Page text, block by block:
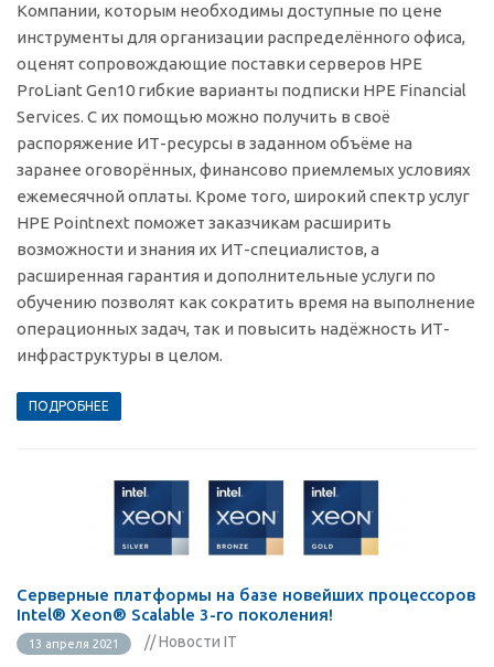
Компании, которым необходимы доступные по цене
инструменты для организации распределённого офиса,
оценят сопровождающие поставки серверов HPE
ProLiant Gen10 гибкие варианты подписки HPE Financial
Services. С их помощью можно получить в своё
распоряжение ИТ-ресурсы в заданном объёме на
заранее оговорённых, финансово приемлемых условиях
ежемесячной оплаты. Кроме того, широкий спектр услуг
HPE Pointnext поможет заказчикам расширить
возможности и знания их ИТ-специалистов, а
расширенная гарантия и дополнительные услуги по
обучению позволят как сократить время на выполнение
операционных задач, так и повысить надёжность ИТ-
инфраструктуры в целом.
ПОДРОБНЕЕ
Серверные платформы на базе новейших процессоров
Intel® Xeon® Scalable 3-го поколения!
13 апреля 2021 // Новости IT